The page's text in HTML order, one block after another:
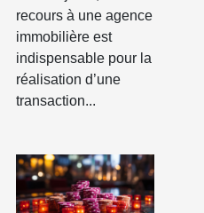
recours à une agence
immobilière est
indispensable pour la
réalisation d’une
transaction...